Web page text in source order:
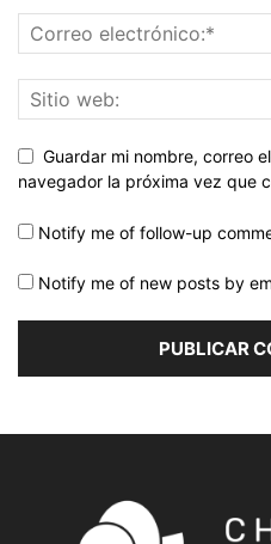
Guardar mi nombre, correo
navegador la próxima vez que
Notify me of follow-up
Notify me of new posts by